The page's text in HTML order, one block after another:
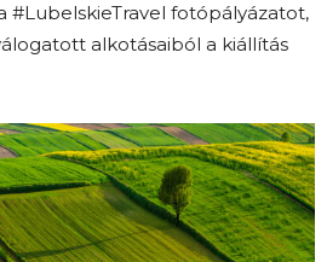
#LubelskieTravel fotópályázatot,
alkotásaiból a kiállítás